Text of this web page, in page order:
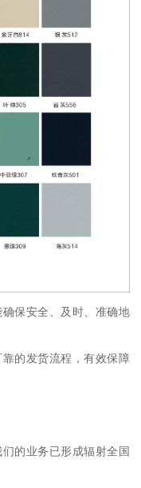
保安全、及时、准确地
的发货流程，有效保障
的业务已形成辐射全国